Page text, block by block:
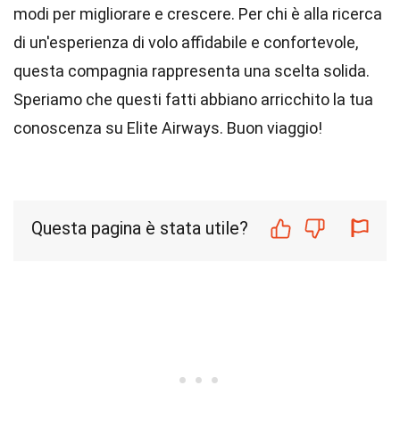
modi per migliorare e crescere. Per chi è alla ricerca
di un'esperienza di volo affidabile e confortevole,
questa compagnia rappresenta una scelta solida.
Speriamo che questi fatti abbiano arricchito la tua
conoscenza su Elite Airways. Buon viaggio!
Questa pagina è stata utile?